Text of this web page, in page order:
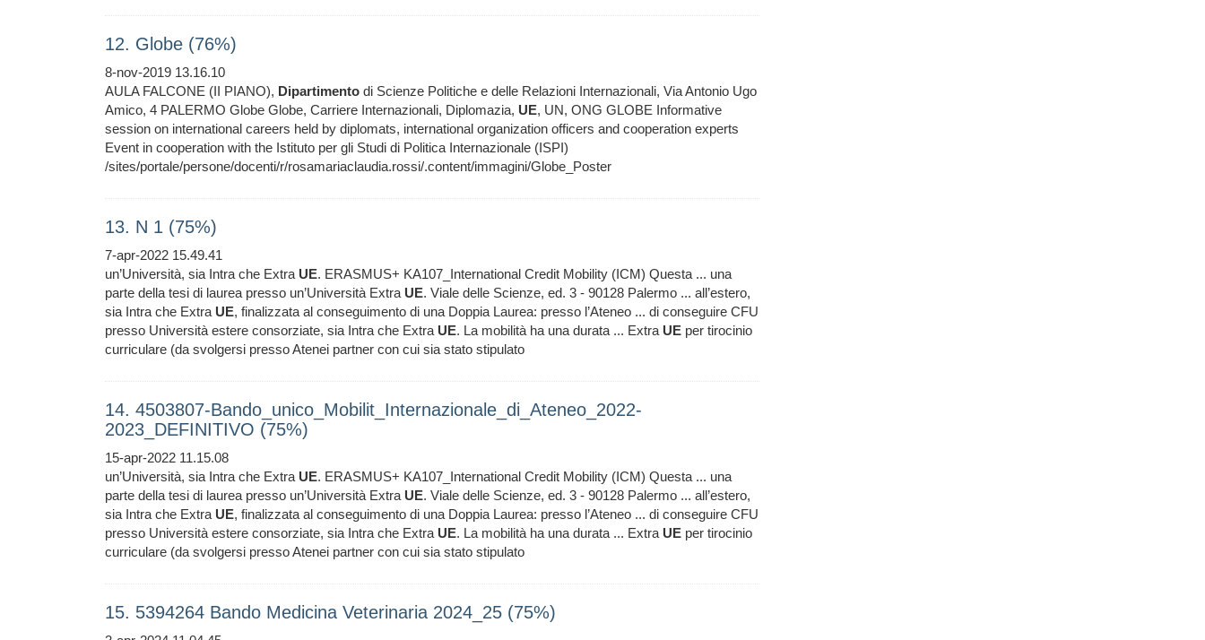
12. Globe (76%)
8-nov-2019 13.16.10
AULA FALCONE (II PIANO), Dipartimento di Scienze Politiche e delle Relazioni Internazionali, Via Antonio Ugo
Amico, 4 PALERMO Globe Globe, Carriere Internazionali, Diplomazia, UE, UN, ONG GLOBE Informative
session on international careers held by diplomats, international organization officers and cooperation experts
Event in cooperation with the Istituto per gli Studi di Politica Internazionale (ISPI)
/sites/portale/persone/docenti/r/rosamariaclaudia.rossi/.content/immagini/Globe_Poster
13. N 1 (75%)
7-apr-2022 15.49.41
un’Università, sia Intra che Extra UE. ERASMUS+ KA107_International Credit Mobility (ICM) Questa ... una
parte della tesi di laurea presso un’Università Extra UE. Viale delle Scienze, ed. 3 - 90128 Palermo ... all’estero,
sia Intra che Extra UE, finalizzata al conseguimento di una Doppia Laurea: presso l’Ateneo ... di conseguire CFU
presso Università estere consorziate, sia Intra che Extra UE. La mobilità ha una durata ... Extra UE per tirocinio
curriculare (da svolgersi presso Atenei partner con cui sia stato stipulato
14. 4503807-Bando_unico_Mobilit_Internazionale_di_Ateneo_2022-
2023_DEFINITIVO (75%)
15-apr-2022 11.15.08
un’Università, sia Intra che Extra UE. ERASMUS+ KA107_International Credit Mobility (ICM) Questa ... una
parte della tesi di laurea presso un’Università Extra UE. Viale delle Scienze, ed. 3 - 90128 Palermo ... all’estero,
sia Intra che Extra UE, finalizzata al conseguimento di una Doppia Laurea: presso l’Ateneo ... di conseguire CFU
presso Università estere consorziate, sia Intra che Extra UE. La mobilità ha una durata ... Extra UE per tirocinio
curriculare (da svolgersi presso Atenei partner con cui sia stato stipulato
15. 5394264 Bando Medicina Veterinaria 2024_25 (75%)